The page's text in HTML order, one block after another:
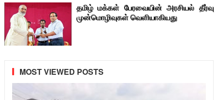
தமிழ் மக்கள் பேரவையின் அரசியல் தீர்வு
முன்மொழிவுகள் வெளியாகியது
MOST VIEWED POSTS